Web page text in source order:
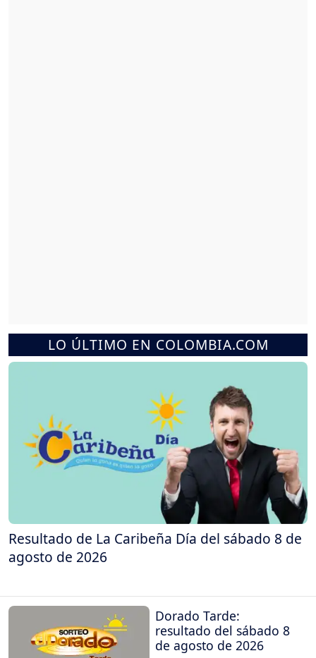
LO ÚLTIMO EN COLOMBIA.COM
Resultado de La Caribeña Día del sábado 8 de
agosto de 2026
Dorado Tarde:
resultado del sábado 8
de agosto de 2026